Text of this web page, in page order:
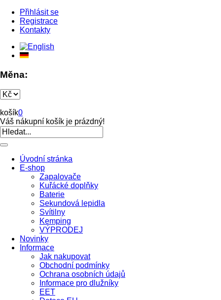
Přihlásit se
Registrace
Kontakty
Měna:
košík0
Váš nákupní košík je prázdný!
Úvodní stránka
E-shop
Zapalovače
Kuřácké doplňky
Baterie
Sekundová lepidla
Svítilny
Kemping
VÝPRODEJ
Novinky
Informace
Jak nakupovat
Obchodní podmínky
Ochrana osobních údajů
Informace pro dlužníky
EET